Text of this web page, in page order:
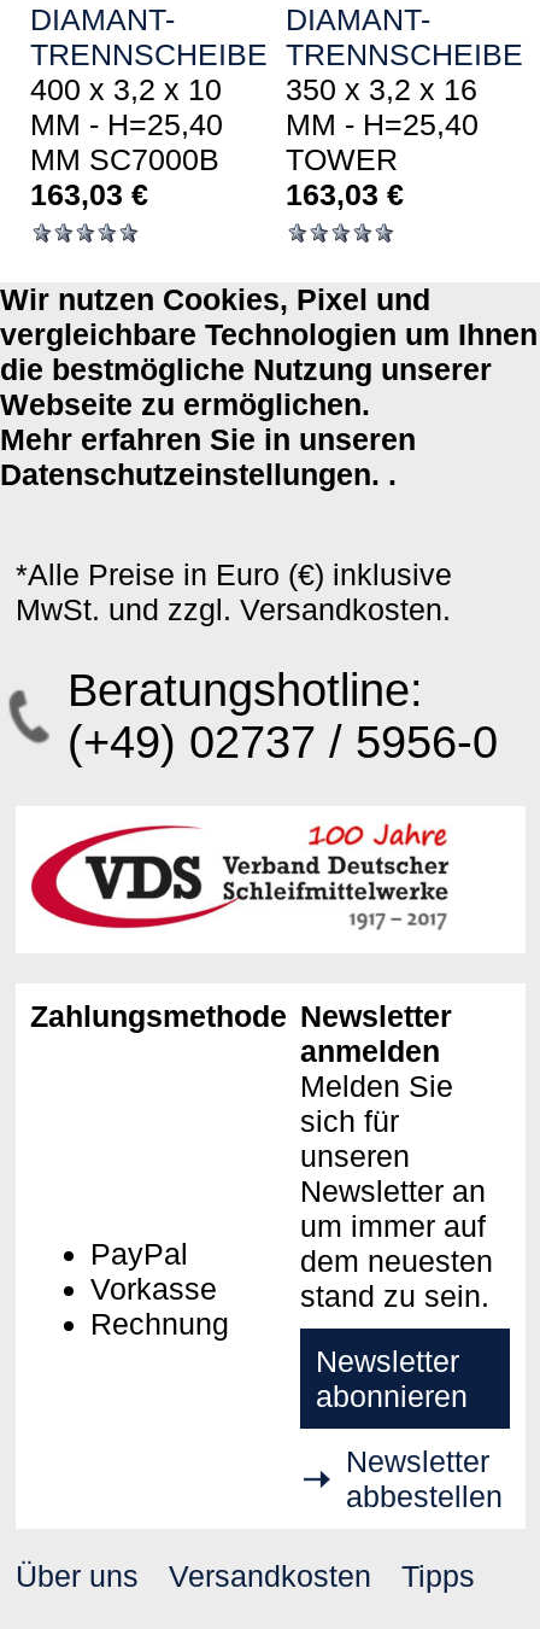
DIAMANT-
TRENNSCHEIBE
400 x 3,2 x 10
MM - H=25,40
MM SC7000B
163,03 €
DIAMANT-
TRENNSCHEIBE
350 x 3,2 x 16
MM - H=25,40
TOWER
163,03 €
Wir nutzen Cookies, Pixel und
vergleichbare Technologien um Ihnen
die bestmögliche Nutzung unserer
Webseite zu ermöglichen.
Mehr erfahren Sie in unseren
Datenschutzeinstellungen. .
*Alle Preise in Euro (€) inklusive
MwSt. und zzgl. Versandkosten.
Beratungshotline:
(+49) 02737 / 5956-0
Zahlungsmethoden
PayPal
Vorkasse
Rechnung
Newsletter
anmelden
Melden Sie
sich für
unseren
Newsletter an
um immer auf
dem neuesten
stand zu sein.
Newsletter
abonnieren
Newsletter
abbestellen
Über uns Versandkosten
Tipps